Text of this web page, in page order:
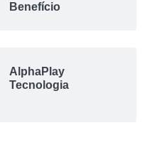
Benefício
AlphaPlay
Tecnologia